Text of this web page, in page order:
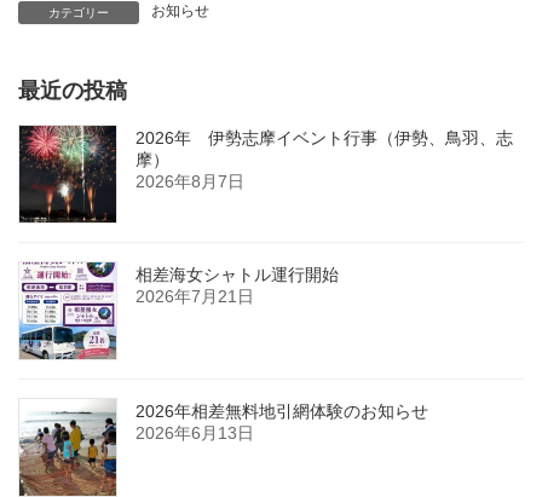
カテゴリー お知らせ
最近の投稿
2026年 伊勢志摩イベント行事（伊勢、鳥羽、志
摩）
2026年8月7日
相差海女シャトル運行開始
2026年7月21日
2026年相差無料地引網体験のお知らせ
2026年6月13日